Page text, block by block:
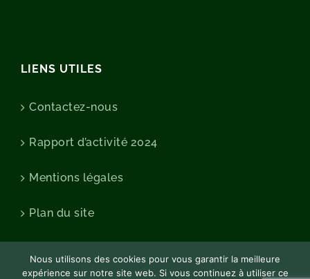
LIENS UTILES
Contactez-nous
Rapport d’activité 2024
Mentions légales
Plan du site
Nous utilisons des cookies pour vous garantir la meilleure
expérience sur notre site web. Si vous continuez à utiliser ce